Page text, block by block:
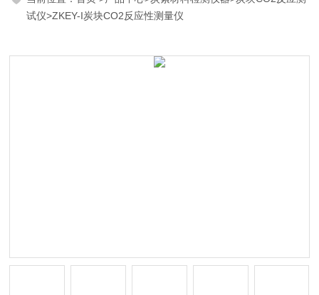
试仪>ZKEY-I炭块CO2反应性测量仪